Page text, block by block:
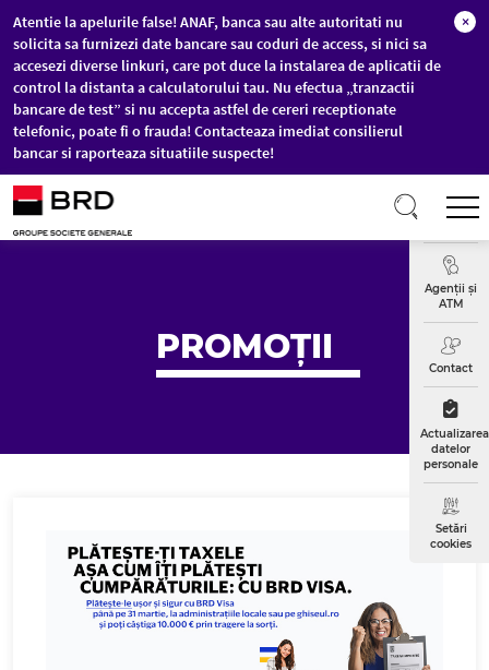
Sari la conținutul principal
Atentie la apelurile false! ANAF, banca sau alte autoritati nu
solicita sa furnizezi date bancare sau coduri de access, si nici sa
accesezi diverse linkuri, care pot duce la instalarea de aplicatii de
control la distanta a calculatorului tau. Nu efectua „tranzactii
bancare de test” si nu accepta astfel de cereri receptionate
telefonic, poate fi o frauda! Contacteaza imediat consilierul
bancar si raporteaza situatiile suspecte!
×
Curs
Agenții și
ATM
Contact
Actualizarea
datelor
personale
Setări
cookies
PROMOȚII